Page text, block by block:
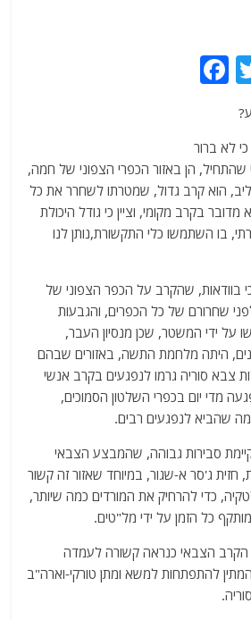
T
er
e
b
o
o
לא ברור
הן באזור הכפרי הצפוני של חמה,
הוא קרב גדול, שמטרתו לשחרר את כל
מדובר בקרב מקומי, וציין כי גודל היכולת
בו השתמשו כלי התקשורת,נותן לנו
בוודאות, שהקרב על הכפר הצפוני של
שחרורם של כל הכפרים, והגבעות
על ידי המשטר, שכן מנסיון העבר,
היתה מלחמת התשה, באזורים שבהם
צבא סוריה גרמו לנפגעים בקרב אנשי
מדי יום בכפרי השלטון הסמוכים,
מה שהביא לנפגעים רבים.
קיימת סבירות גבוהה, שהמבצע הצבאי
חזית ג'סר א-שגור, במיוחד שאזור זה קשור
כדי להרחיק את המורדים כמה שיותר,
כל הזמן על ידי מל"טים.
הקרב הצבאי כנראה קשורה לעמדה
להתפתחות למשא ומתן טורקי-וארה"ב